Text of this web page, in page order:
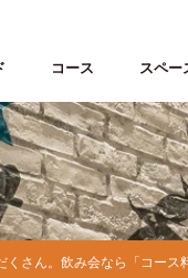
コース スペー
くさん。飲み会なら「コース